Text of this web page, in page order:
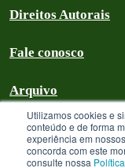
Utilizamos cookies e
conteúdo e de forma
experiência em
concorda com este
consulte nossa
Direitos Autorais
Fale conosco
Arquivo
Greenpeace Brasil 2026